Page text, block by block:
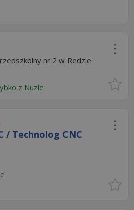
nr 2 w Redzie
z Nuzle
/ Technolog CNC